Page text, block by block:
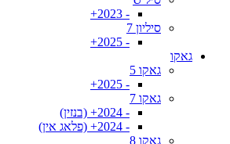
- 2023+
סיליון 7
- 2025+
גאקו
גאקו 5
- 2025+
גאקו 7
- 2024+ (בנזין)
- 2024+ (פלאג אין)
גאקו 8